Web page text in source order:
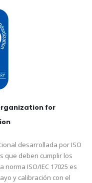
for
desarrollada por ISO
que deben cumplir los
ISO/IEC 17025 es
y calibración con el